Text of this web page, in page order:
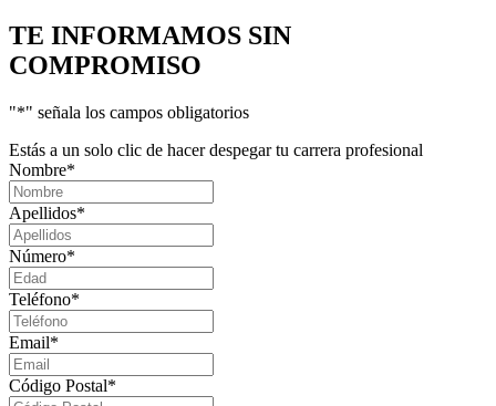
TE INFORMAMOS SIN
COMPROMISO
"*" señala los campos obligatorios
Estás a un solo clic de hacer despegar tu carrera profesional
Nombre*
Apellidos*
Número*
Teléfono*
Email*
Código Postal*